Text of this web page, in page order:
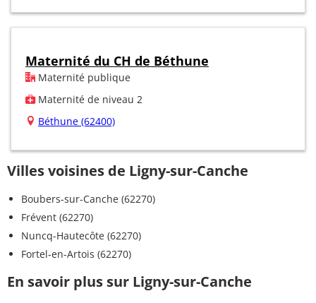
Maternité du CH de Béthune
Maternité publique
Maternité de niveau 2
Béthune (62400)
Villes voisines de Ligny-sur-Canche
Boubers-sur-Canche (62270)
Frévent (62270)
Nuncq-Hautecôte (62270)
Fortel-en-Artois (62270)
En savoir plus sur Ligny-sur-Canche